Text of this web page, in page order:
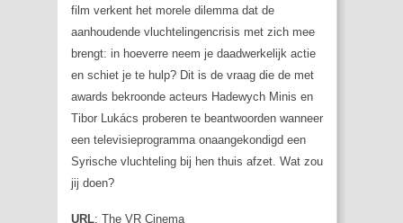
film verkent het morele dilemma dat de
aanhoudende vluchtelingencrisis met zich mee
brengt: in hoeverre neem je daadwerkelijk actie
en schiet je te hulp? Dit is de vraag die de met
awards bekroonde acteurs Hadewych Minis en
Tibor Lukács proberen te beantwoorden wanneer
een televisieprogramma onaangekondigd een
Syrische vluchteling bij hen thuis afzet. Wat zou
jij doen?
URL: The VR Cinema